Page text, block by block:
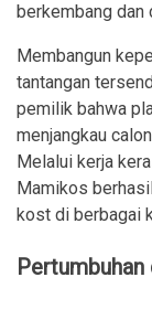
berkembang dan
Membangun
tantangan
pemilik bahwa
menjangkau
Melalui kerja
Mamikos
kost di berbagai